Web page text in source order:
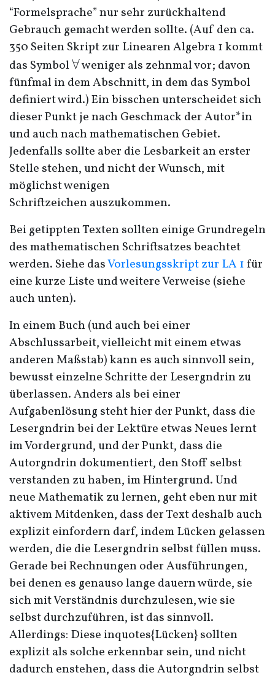
“Formelsprache” nur sehr zurückhaltend
Gebrauch gemacht werden sollte. (Auf den ca.
350 Seiten Skript zur Linearen Algebra 1 kommt
das Symbol\forall
∀weniger als zehnmal vor; davon
fünfmal in dem Abschnitt, in dem das Symbol
definiert wird.) Ein bisschen unterscheidet sich
dieser Punkt je nach Geschmack der Autor*in
und auch nach mathematischen Gebiet.
Jedenfalls sollte aber die Lesbarkeit an erster
Stelle stehen, und nicht der Wunsch, mit
möglichst wenigen
Schriftzeichen auszukommen.
Bei getippten Texten sollten einige Grundregeln
des mathematischen Schriftsatzes beachtet
werden. Siehe dasVorlesungsskript zur LA 1für
eine kurze Liste und weitere Verweise (siehe
auch unten).
In einem Buch (und auch bei einer
Abschlussarbeit, vielleicht mit einem etwas
anderen Maßstab) kann es auch sinnvoll sein,
bewusst einzelne Schritte der Lesergndrin zu
überlassen. Anders als bei einer
Aufgabenlösung steht hier der Punkt, dass die
Lesergndrin bei der Lektüre etwas Neues lernt
im Vordergrund, und der Punkt, dass die
Autorgndrin dokumentiert, den Stoff selbst
verstanden zu haben, im Hintergrund. Und
neue Mathematik zu lernen, geht eben nur mit
aktivem Mitdenken, dass der Text deshalb auch
explizit einfordern darf, indem Lücken gelassen
werden, die die Lesergndrin selbst füllen muss.
Gerade bei Rechnungen oder Ausführungen,
bei denen es genauso lange dauern würde, sie
sich mit Verständnis durchzulesen, wie sie
selbst durchzuführen, ist das sinnvoll.
Allerdings: Diese inquotes{Lücken} sollten
explizit als solche erkennbar sein, und nicht
dadurch enstehen, dass die Autorgndrin selbst